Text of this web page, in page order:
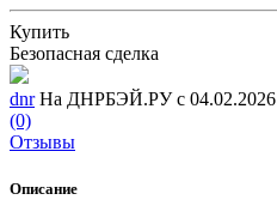
Купить
Безопасная сделка
dnr На ДНРБЭЙ.РУ с 04.02.2026
(0)
Отзывы
Описание